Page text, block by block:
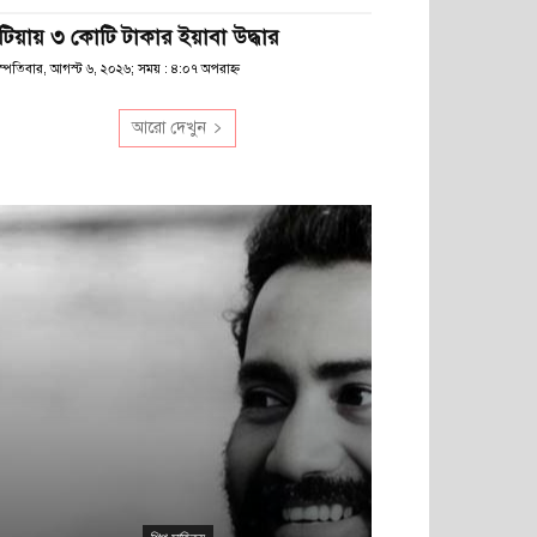
৩ কোটি টাকার ইয়াবা উদ্ধার
আগস্ট ৬, ২০২৬; সময় : ৪:০৭ অপরাহ্ণ
আরো দেখুন